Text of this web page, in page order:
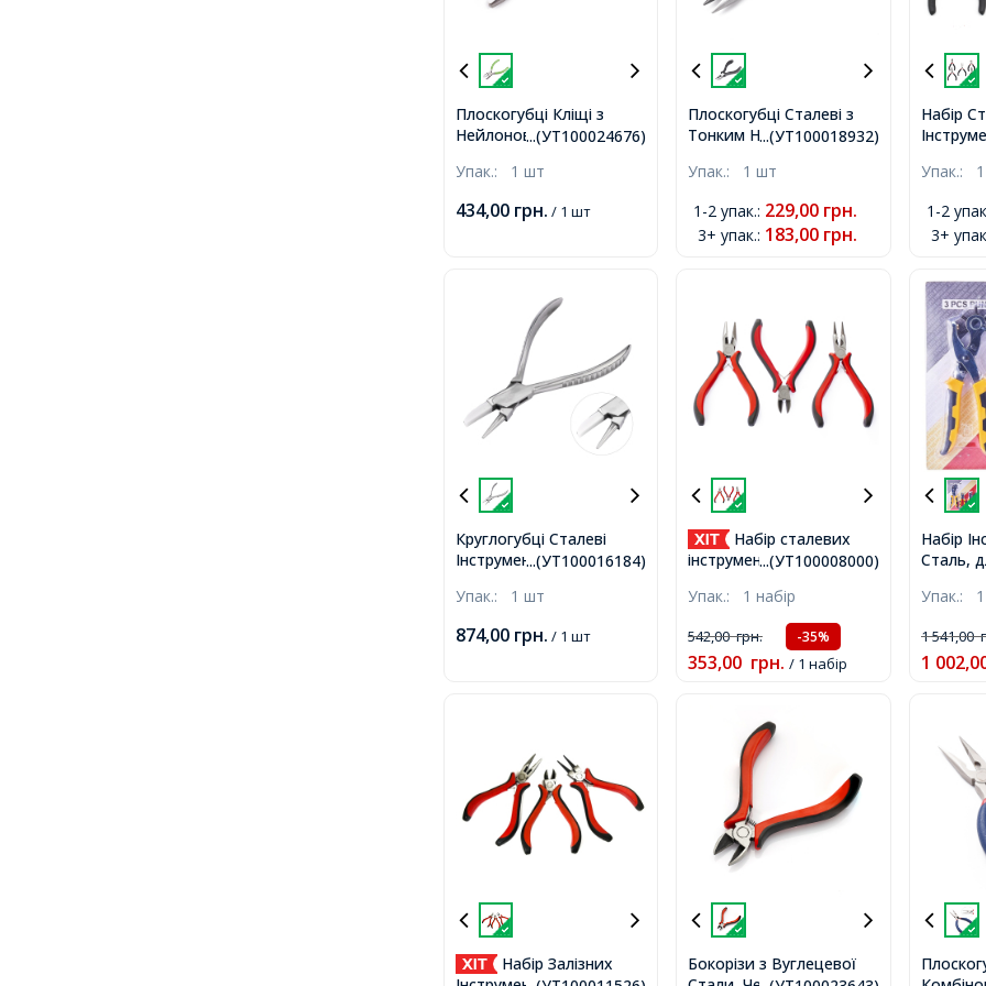
...(УТ100024676)
Плоскогубці Кліщі з
Нейлоновими
Крихких Матеріалів,
Рукоділля та Біжутерії,
Упак.: 1 шт
434,00 грн. / 1 шт
...(УТ100018932)
Плоскогубці Сталеві з
Тонким Носиком,
Рукоділля та Біжутерії,
Упак.: 1 шт
1-2 упак.: 229,00 грн.
3+ упак.: 183,00 грн.
Набір
6шт/
Упак.:
1-2
3+
...(УТ100016184)
Круглогубці Сталеві
Інструмент для
Плоска Нейлонова
Упак.: 1 шт
874,00 грн. / 1 шт
...(УТ100008000)
Набір сталевих
інструментів 3шт, на
Плоскогубці + Кусачки,
Упак.: 1 набір
542,00грн. -35%
353,00 грн. / 1 набір
Набір
Сталь,
Упак.:
1 541,00
1
Набір Залізних
Бокорізи з Вуглецевої